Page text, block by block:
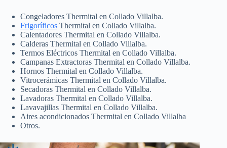
Congeladores Thermital en Collado Villalba.
Frigoríficos Thermital en Collado Villalba.
Calentadores Thermital en Collado Villalba.
Calderas Thermital en Collado Villalba.
Termos Eléctricos Thermital en Collado Villalba.
Campanas Extractoras Thermital en Collado Villalba.
Hornos Thermital en Collado Villalba.
Vitrocerámicas Thermital en Collado Villalba.
Secadoras Thermital en Collado Villalba.
Lavadoras Thermital en Collado Villalba.
Lavavajillas Thermital en Collado Villalba.
Aires acondicionados Thermital en Collado Villalba
Otros.